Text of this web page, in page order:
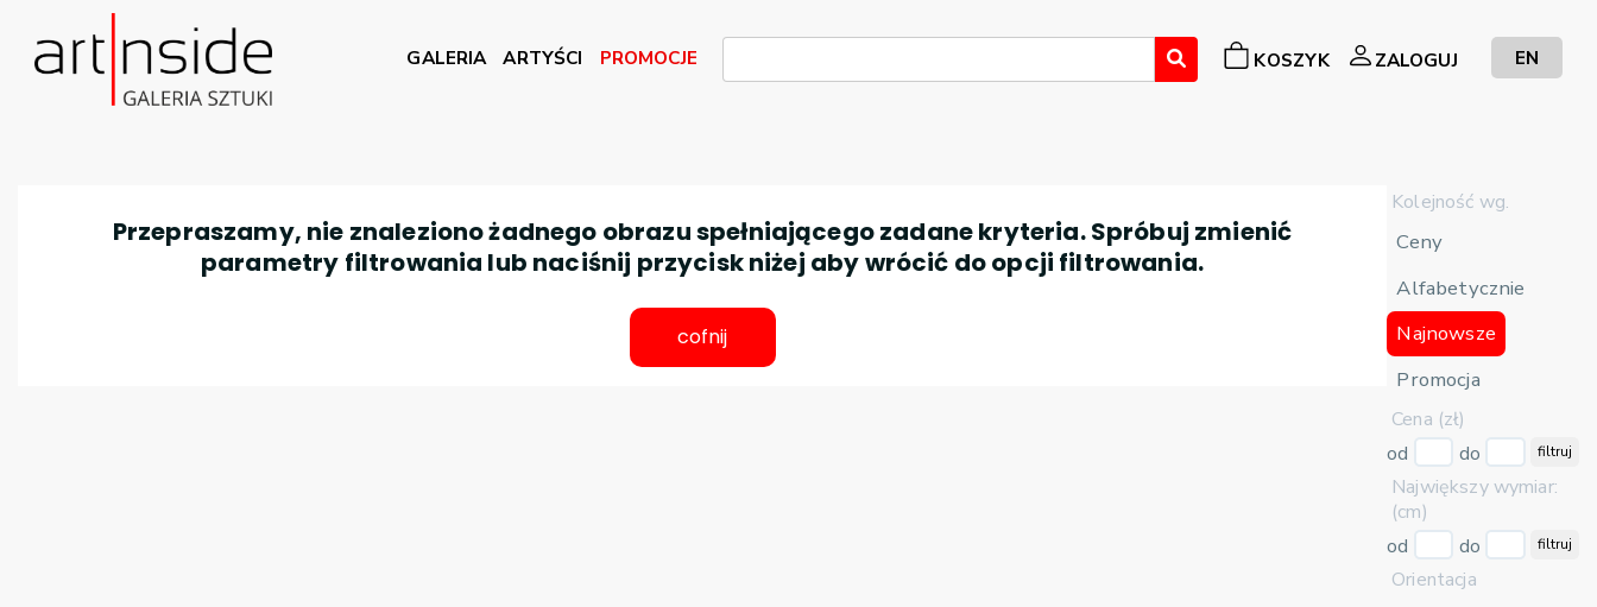
GALERIA ARTYŚCI PROMOCJE KOSZYK ZALOGUJ EN
Kolejność wg.
Ceny
Alfabetycznie
Najnowsze
Promocja
Cena (zł)
od
do filtruj
Największy wymiar:
(cm)
od
do filtruj
Orientacja
Przepraszamy, nie znaleziono żadnego obrazu spełniającego zadane kryteria. Spróbuj zmienić
parametry filtrowania lub naciśnij przycisk niżej aby wrócić do opcji filtrowania.
cofnij